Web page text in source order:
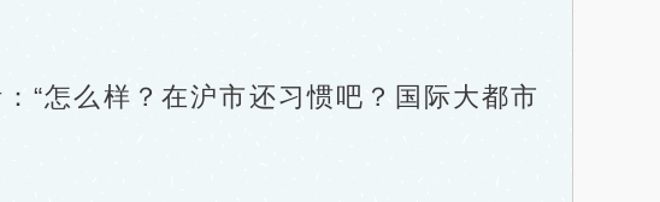
怎么样？在沪市还习惯吧？国际大都市